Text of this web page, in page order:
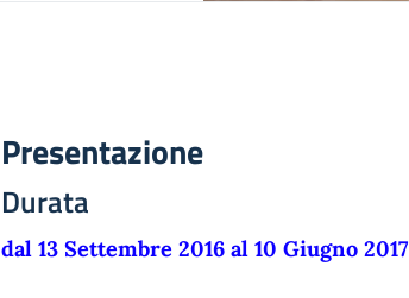
Presentazione
Durata
dal 13 Settembre 2016 al 10 Giugno 2017